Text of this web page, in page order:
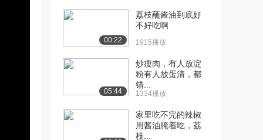
00:22
荔枝蘸酱油到底好
不好吃啊
1915播放
05:44
炒瘦肉，有人放淀
粉有人放蛋清，都
错...
1334播放
家里吃不完的辣椒
用酱油腌着吃，荔
枝...